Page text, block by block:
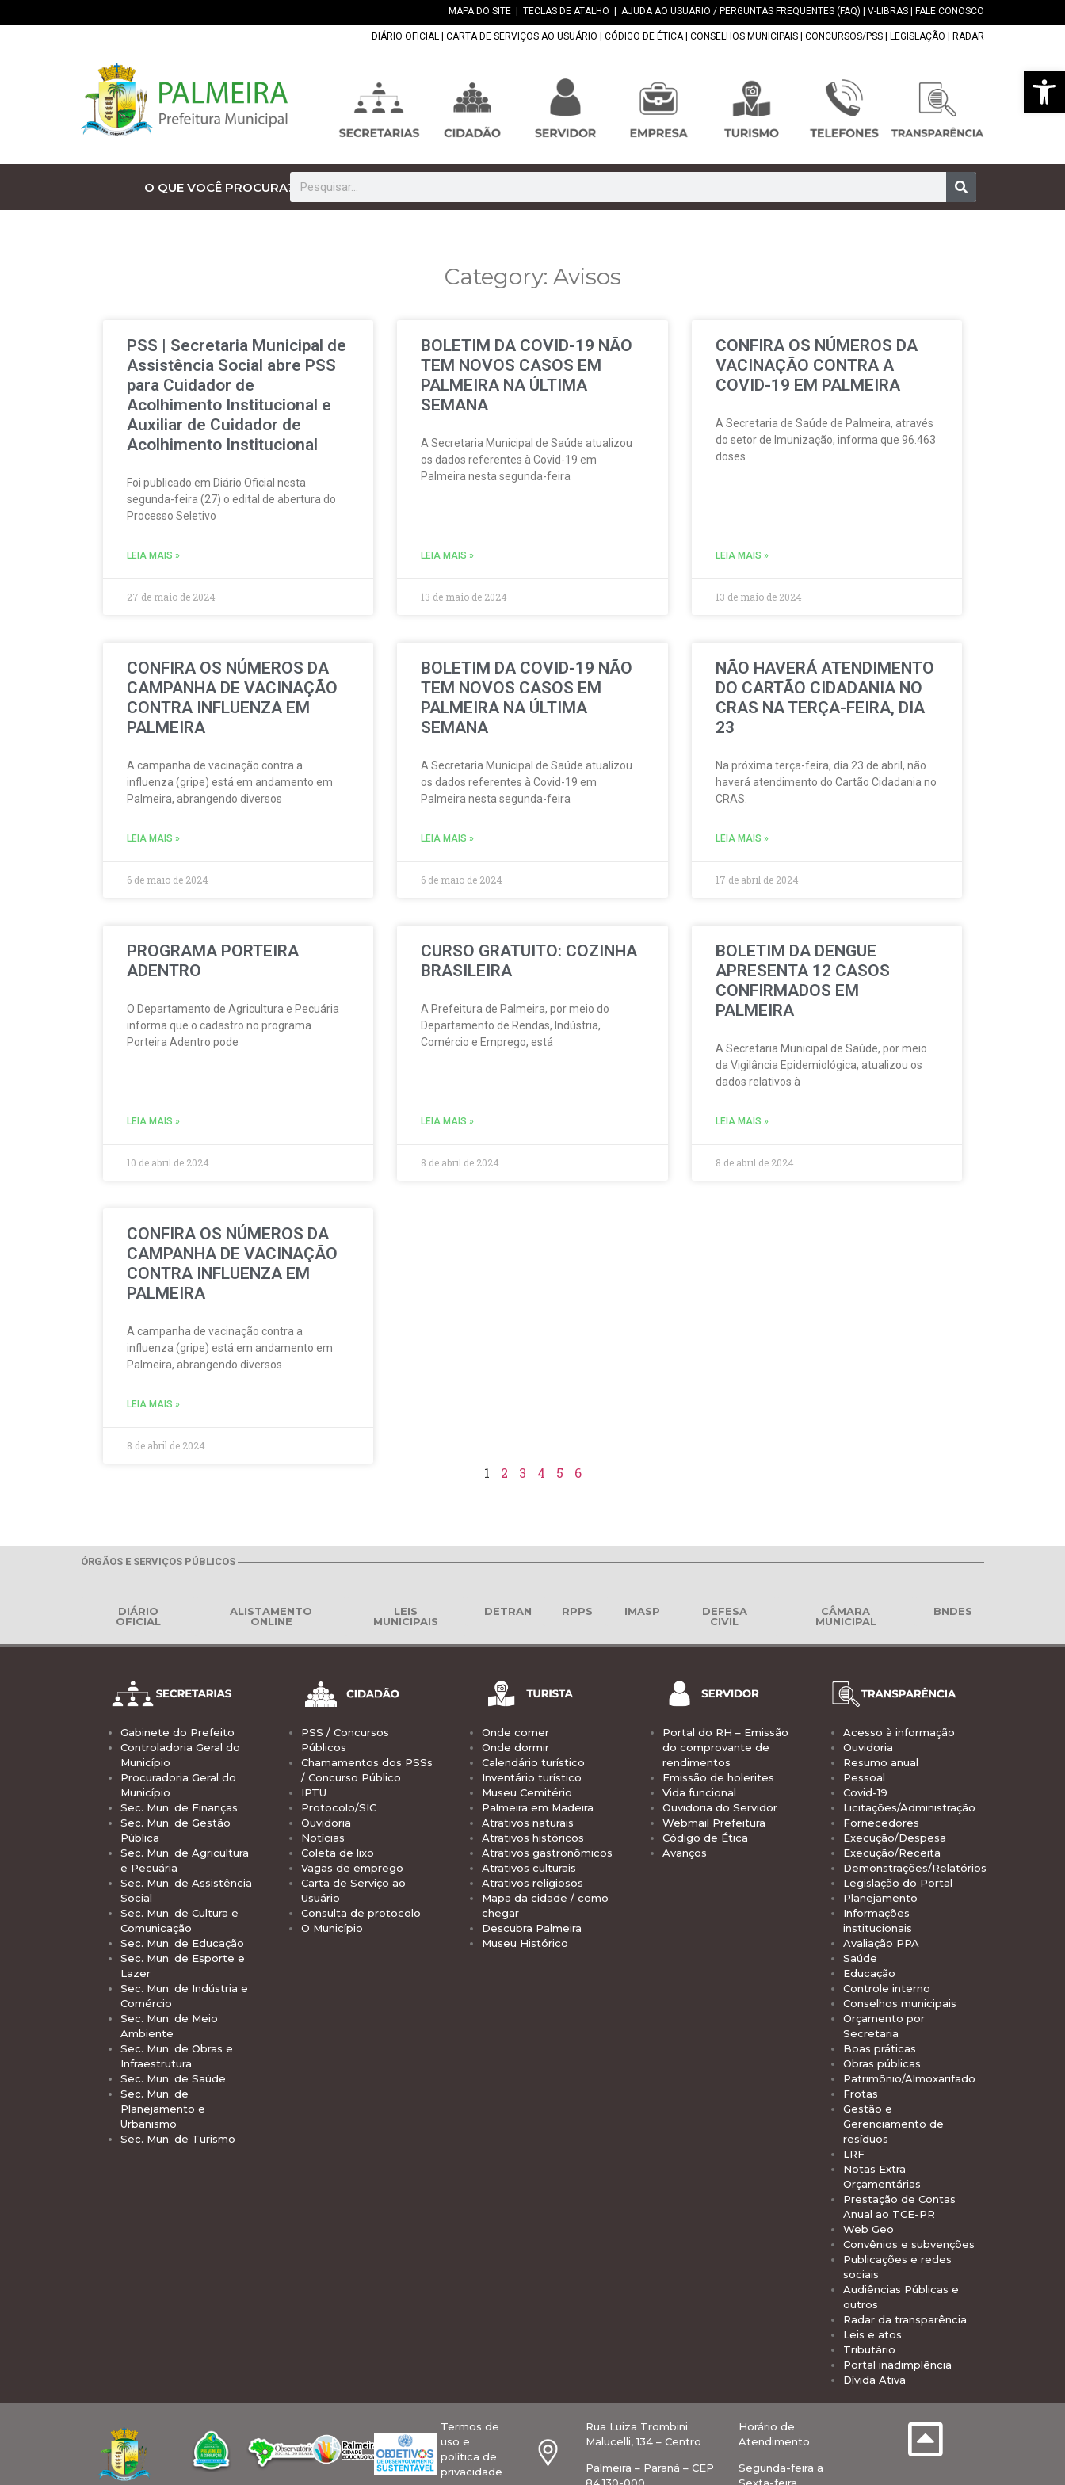
Abrir
MAPA DO SITE TECLAS DE ATALHO AJUDA AO USUÁRIO / PERGUNTAS FREQUENTES (FAQ) V-LIBRAS FALE CONOSCO
DIÁRIO OFICIAL CARTA DE SERVIÇOS AO USUÁRIO CÓDIGO DE ÉTICA| CONSELHOS MUNICIPAIS CONCURSOS/PSS LEGISLAÇÃO RADAR
O QUE VOCÊ PROCURA?
Category: Avisos
PSS | Secretaria Municipal de
Assistência Social abre PSS
para Cuidador de
Acolhimento Institucional e
Auxiliar de Cuidador de
Acolhimento Institucional
Foi publicado em Diário Oficial nesta
segunda-feira (27) o edital de abertura do
Processo Seletivo
LEIA MAIS »
27 de maio de 2024
BOLETIM DA COVID-19 NÃO
TEM NOVOS CASOS EM
PALMEIRA NA ÚLTIMA
SEMANA
A Secretaria Municipal de Saúde atualizou
os dados referentes à Covid-19 em
Palmeira nesta segunda-feira
LEIA MAIS »
13 de maio de 2024
CONFIRA OS NÚMEROS DA
VACINAÇÃO CONTRA A
COVID-19 EM PALMEIRA
A Secretaria de Saúde de Palmeira, através
do setor de Imunização, informa que 96.463
doses
LEIA MAIS »
13 de maio de 2024
CONFIRA OS NÚMEROS DA
CAMPANHA DE VACINAÇÃO
CONTRA INFLUENZA EM
PALMEIRA
A campanha de vacinação contra a
influenza (gripe) está em andamento em
Palmeira, abrangendo diversos
LEIA MAIS »
6 de maio de 2024
BOLETIM DA COVID-19 NÃO
TEM NOVOS CASOS EM
PALMEIRA NA ÚLTIMA
SEMANA
A Secretaria Municipal de Saúde atualizou
os dados referentes à Covid-19 em
Palmeira nesta segunda-feira
LEIA MAIS »
6 de maio de 2024
NÃO HAVERÁ ATENDIMENTO
DO CARTÃO CIDADANIA NO
CRAS NA TERÇA-FEIRA, DIA
23
Na próxima terça-feira, dia 23 de abril, não
haverá atendimento do Cartão Cidadania no
CRAS.
LEIA MAIS »
17 de abril de 2024
PROGRAMA PORTEIRA
ADENTRO
O Departamento de Agricultura e Pecuária
informa que o cadastro no programa
Porteira Adentro pode
LEIA MAIS »
10 de abril de 2024
CURSO GRATUITO: COZINHA
BRASILEIRA
A Prefeitura de Palmeira, por meio do
Departamento de Rendas, Indústria,
Comércio e Emprego, está
LEIA MAIS »
8 de abril de 2024
BOLETIM DA DENGUE
APRESENTA 12 CASOS
CONFIRMADOS EM
PALMEIRA
A Secretaria Municipal de Saúde, por meio
da Vigilância Epidemiológica, atualizou os
dados relativos à
LEIA MAIS »
8 de abril de 2024
CONFIRA OS NÚMEROS DA
CAMPANHA DE VACINAÇÃO
CONTRA INFLUENZA EM
PALMEIRA
A campanha de vacinação contra a
influenza (gripe) está em andamento em
Palmeira, abrangendo diversos
LEIA MAIS »
8 de abril de 2024
1 2 3 4 5 6
ÓRGÃOS E SERVIÇOS PÚBLICOS
DIÁRIO
OFICIAL
ALISTAMENTO
ONLINE
LEIS
MUNICIPAIS
DETRAN RPPS IMASP
DEFESA
CIVIL
CÂMARA
MUNICIPAL
BNDES
Gabinete do Prefeito
Controladoria Geral do
Município
Procuradoria Geral do
Município
Sec. Mun. de Finanças
Sec. Mun. de Gestão
Pública
Sec. Mun. de Agricultura
e Pecuária
Sec. Mun. de Assistência
Social
Sec. Mun. de Cultura e
Comunicação
Sec. Mun. de Educação
Sec. Mun. de Esporte e
Lazer
Sec. Mun. de Indústria e
Comércio
Sec. Mun. de Meio
Ambiente
Sec. Mun. de Obras e
Infraestrutura
Sec. Mun. de Saúde
Sec. Mun. de
Planejamento e
Urbanismo
Sec. Mun. de Turismo
PSS / Concursos
Públicos
Chamamentos dos PSSs
/ Concurso Público
IPTU
Protocolo/SIC
Ouvidoria
Notícias
Coleta de lixo
Vagas de emprego
Carta de Serviço ao
Usuário
Consulta de protocolo
O Município
Onde comer
Onde dormir
Calendário turístico
Inventário turístico
Museu Cemitério
Palmeira em Madeira
Atrativos naturais
Atrativos históricos
Atrativos gastronômicos
Atrativos culturais
Atrativos religiosos
Mapa da cidade / como
chegar
Descubra Palmeira
Museu Histórico
Portal do RH – Emissão
do comprovante de
rendimentos
Emissão de holerites
Vida funcional
Ouvidoria do Servidor
Webmail Prefeitura
Código de Ética
Avanços
Acesso à informação
Ouvidoria
Resumo anual
Pessoal
Covid-19
Licitações/Administração
Fornecedores
Execução/Despesa
Execução/Receita
Demonstrações/Relatórios
Legislação do Portal
Planejamento
Informações
institucionais
Avaliação PPA
Saúde
Educação
Controle interno
Conselhos municipais
Orçamento por
Secretaria
Boas práticas
Obras públicas
Patrimônio/Almoxarifado
Frotas
Gestão e
Gerenciamento de
resíduos
LRF
Notas Extra
Orçamentárias
Prestação de Contas
Anual ao TCE-PR
Web Geo
Convênios e subvenções
Publicações e redes
sociais
Audiências Públicas e
outros
Radar da transparência
Leis e atos
Tributário
Portal inadimplência
Dívida Ativa
Termos de
uso e
política de
privacidade
Rua Luiza Trombini
Malucelli, 134 – Centro
Palmeira – Paraná – CEP
Horário de
Atendimento
Segunda-feira a